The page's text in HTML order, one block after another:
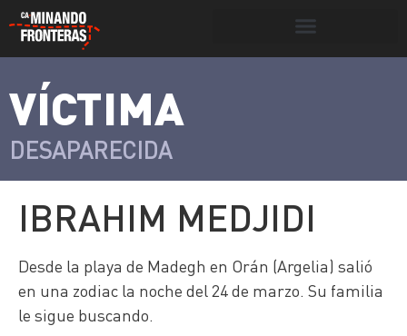
Víctimas y
victimarios
Portada Víctimas
VÍCTIMA
DESAPARECIDA
IBRAHIM MEDJIDI
Desde la playa de Madegh en Orán (Argelia) salió
en una zodiac la noche del 24 de marzo. Su familia
le sigue buscando.